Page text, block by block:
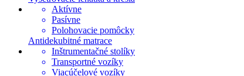
Aktívne
Pasívne
Polohovacie pomôcky
Antidekubitné matrace
Inštrumentačné stolíky
Transportné vozíky
Viacúčelové vozíky